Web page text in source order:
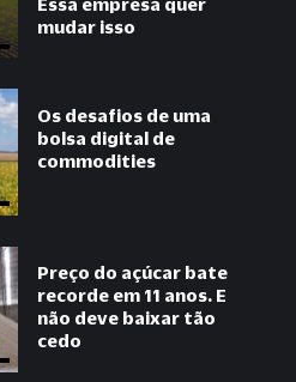
Essa empresa quer
mudar isso
Os desafios de uma
bolsa digital de
commodities
Preço do açúcar bate
recorde em 11 anos. E
não deve baixar tão
cedo